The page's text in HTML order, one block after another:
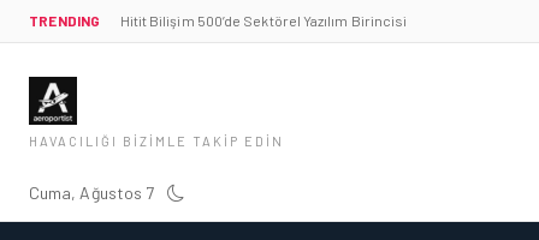
TRENDING Hitit Bilişim 500’de Sektörel Yazılım Birincisi
HAVACILIĞI BIZIMLE TAKIP EDIN
Cuma, Ağustos 7